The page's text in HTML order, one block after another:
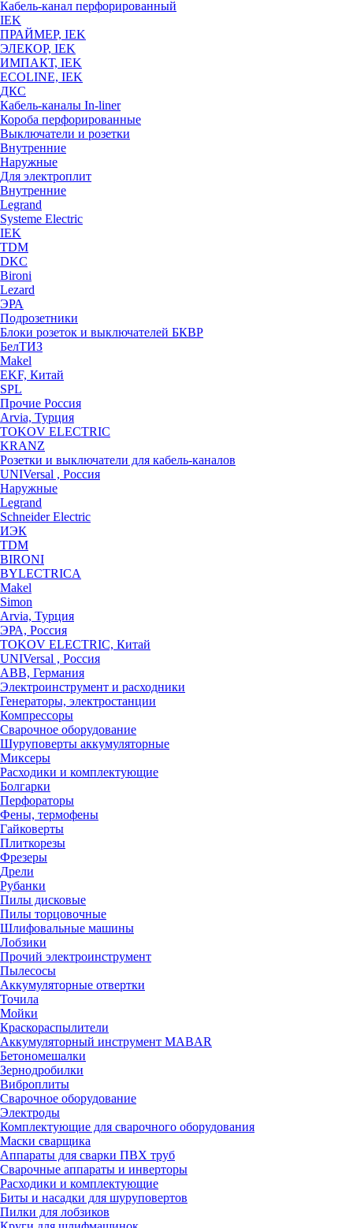
Кабель-канал перфорированный
IEK
ПРАЙМЕР, IEK
ЭЛЕКОР, IEK
ИМПАКТ, IEK
ECOLINE, IEK
ДКС
Кабель-каналы In-liner
Короба перфорированные
Выключатели и розетки
Внутренние
Наружные
Для электроплит
Внутренние
Legrand
Systeme Electric
IEK
TDM
DKC
Bironi
Lezard
ЭРА
Подрозетники
Блоки розеток и выключателей БКВР
БелТИЗ
Makel
EKF, Китай
SPL
Прочие Россия
Arvia, Турция
TOKOV ELECTRIC
KRANZ
Розетки и выключатели для кабель-каналов
UNIVersal , Россия
Наружные
Legrand
Schneider Electric
ИЭК
TDM
BIRONI
BYLECTRICA
Makel
Simon
Arvia, Турция
ЭРА, Россия
TOKOV ELECTRIC, Китай
UNIVersal , Россия
ABB, Германия
Электроинструмент и расходники
Генераторы, электростанции
Компрессоры
Сварочное оборудование
Шуруповерты аккумуляторные
Миксеры
Расходики и комплектующие
Болгарки
Перфораторы
Фены, термофены
Гайковерты
Плиткорезы
Фрезеры
Дрели
Рубанки
Пилы дисковые
Пилы торцовочные
Шлифовальные машины
Лобзики
Прочий электроинструмент
Пылесосы
Аккумуляторные отвертки
Точила
Мойки
Краскораспылители
Аккумуляторный инструмент MABAR
Бетономешалки
Зернодробилки
Виброплиты
Сварочное оборудование
Электроды
Комплектующие для сварочного оборудования
Маски сварщика
Аппараты для сварки ПВХ труб
Сварочные аппараты и инверторы
Расходики и комплектующие
Биты и насадки для шуруповертов
Пилки для лобзиков